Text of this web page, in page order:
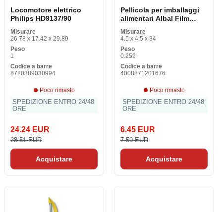
Locomotore elettrico
Philips HD9137/90
Misurare
26.78 x 17.42 x 29.89
Peso
1
Codice a barre
8720389030994
Poco rimasto
SPEDIZIONE ENTRO 24/48
ORE
24.24 EUR
28.51 EUR
Acquistare
Pellicola per imballaggi
alimentari Albal Film
Misurare
4.5 x 4.5 x 34
Peso
0.259
Codice a barre
4008871201676
Poco rimasto
SPEDIZIONE ENTRO 24/48
ORE
6.45 EUR
7.59 EUR
Acquistare